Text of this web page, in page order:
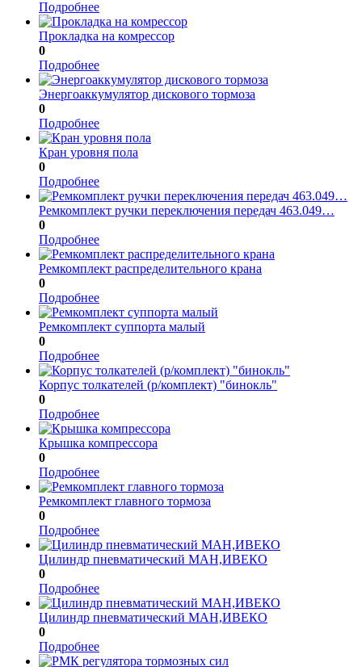
Подробнее
Прокладка на комрессор
0
Подробнее
Энергоаккумулятор дискового тормоза
0
Подробнее
Кран уровня пола
0
Подробнее
Ремкомплект ручки переключения передач 463.049…
0
Подробнее
Ремкомплект распределительного крана
0
Подробнее
Ремкомплект суппорта малый
0
Подробнее
Корпус толкателей (р/комплект) "бинокль"
0
Подробнее
Крышка компрессора
0
Подробнее
Ремкомплект главного тормоза
0
Подробнее
Цилиндр пневматический МАН,ИВЕКО
0
Подробнее
Цилиндр пневматический МАН,ИВЕКО
0
Подробнее